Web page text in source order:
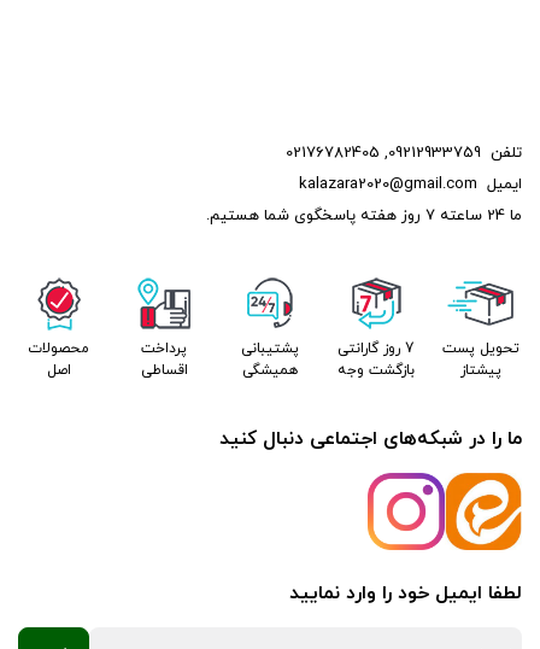
دینام 206 فنام به عنوان یک قطعه حیاتی در سیستم برقی خودرو،
نقش مهمی در عملکرد صحیح خودرو ایفا می‌کند. استفاده از دینام با
سیستم‌های برقی آن است. در صورت مشاهده هرگونه علائم خرابی در
دینام، بهتر است در اسرع وقت به یک مکانیک متخصص مراجعه
کنید.
خدمت مشتریان وفادار کالازارا قرار میگیرد.
تلفن 09212933759
,
02176782405
ایمیل kalazara2020@gmail.com
ما 24 ساعته 7 روز هفته پاسخگوی شما هستیم.
تحویل پست
پیشتاز
7 روز گارانتی
بازگشت وجه
پشتیبانی
همیشگی
پرداخت
اقساطی
محصولات
اصل
ما را در شبکه‌های اجتماعی دنبال کنید
لطفا ایمیل خود را وارد نمایید